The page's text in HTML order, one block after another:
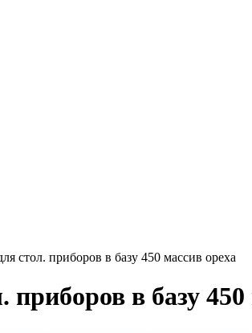
приборов в базу 450 массив ореха
в базу 450